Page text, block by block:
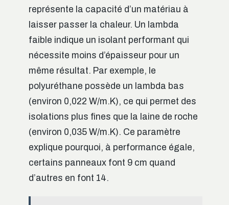
représente la capacité d’un matériau à
laisser passer la chaleur. Un lambda
faible indique un isolant performant qui
nécessite moins d’épaisseur pour un
même résultat. Par exemple, le
polyuréthane possède un lambda bas
(environ 0,022 W/m.K), ce qui permet des
isolations plus fines que la laine de roche
(environ 0,035 W/m.K). Ce paramètre
explique pourquoi, à performance égale,
certains panneaux font 9 cm quand
d’autres en font 14.